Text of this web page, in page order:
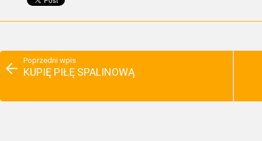
Poprzedni wpis
KUPIĘ PIŁĘ SPALINOWĄ